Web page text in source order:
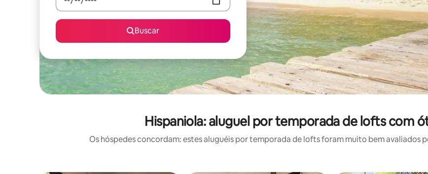
Buscar
Hispaniola: aluguel por temporada de lofts com
Os hóspedes concordam: estes aluguéis por temporada de lofts foram muito bem avaliados